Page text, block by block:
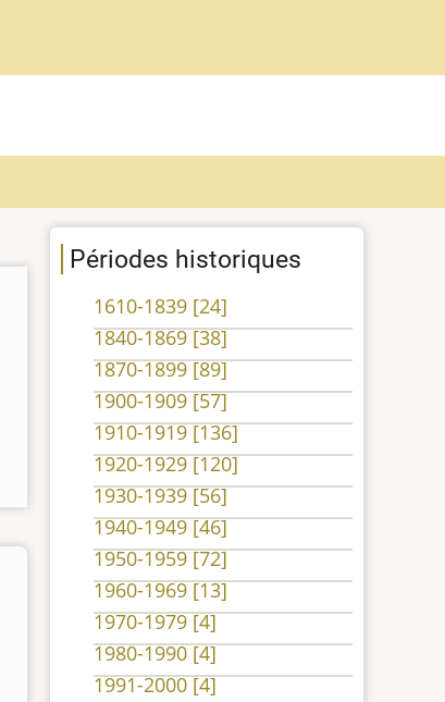
Périodes historiques
1610-1839 [24]
1840-1869[38]
1870-1899[89]
1900-1909[57]
1910-1919[136]
1920-1929[120]
1930-1939[56]
1940-1949[46]
1950-1959[72]
1960-1969[13]
1970-1979[4]
1980-1990[4]
1991-2000[4]